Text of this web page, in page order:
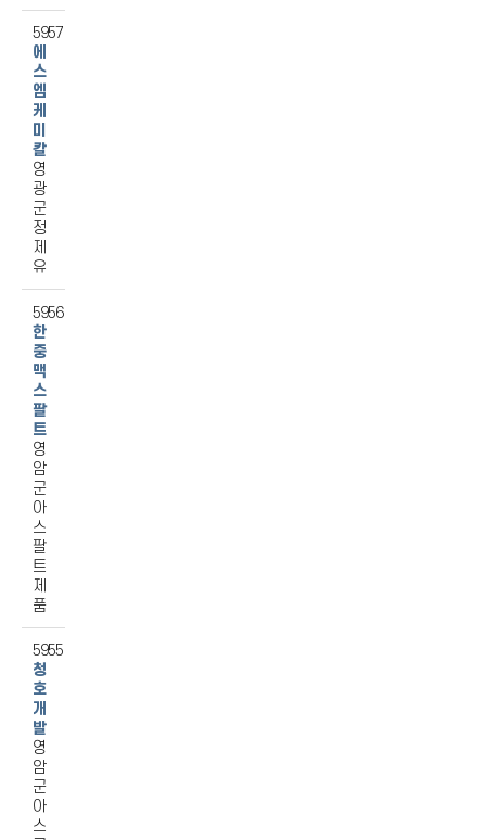
5957
에
스
엠
케
미
칼
영
광
군
정
제
유
5956
한
중
맥
스
팔
트
영
암
군
아
스
팔
트
제
품
5955
청
호
개
발
영
암
군
아
스